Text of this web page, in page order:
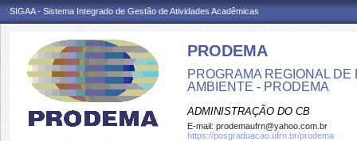
SIGAA - Sistema Integrado de Gestão de Atividades Acadêmicas
PRODEMA
PROGRAMA REGIONAL
AMBIENTE - PRODEMA
ADMINISTRAÇÃO DO CB
E-mail: prodemaufrn@yahoo.com.br
https://posgraduacao.ufrn.br/prodema